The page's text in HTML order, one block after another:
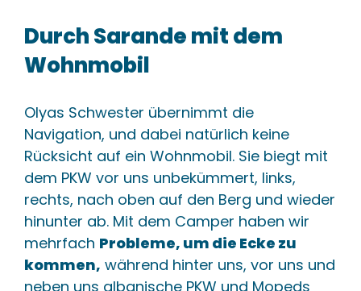
Durch Sarande mit dem
Wohnmobil
Olyas Schwester übernimmt die
Navigation, und dabei natürlich keine
Rücksicht auf ein Wohnmobil. Sie biegt mit
dem PKW vor uns unbekümmert, links,
rechts, nach oben auf den Berg und wieder
hinunter ab. Mit dem Camper haben wir
mehrfach Probleme, um die Ecke zu
kommen, während hinter uns, vor uns und
neben uns albanische PKW und Mopeds